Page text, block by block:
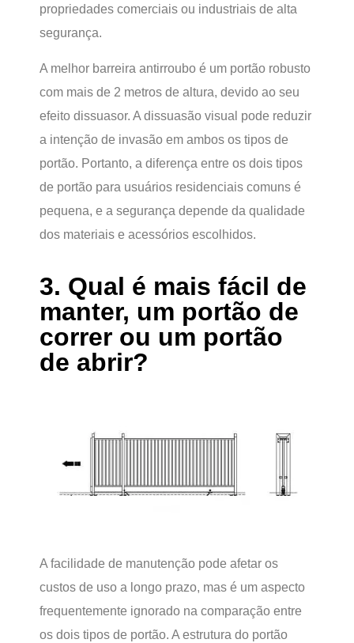
propriedades comerciais ou industriais de alta
segurança.
A melhor barreira antirroubo é um portão robusto
com mais de 2 metros de altura, devido ao seu
efeito dissuasor. A dissuasão visual pode reduzir
a intenção de invasão em ambos os tipos de
portão. Portanto, a diferença entre os dois tipos
de portão para usuários residenciais comuns é
pequena, e a segurança depende da qualidade
dos materiais e acessórios escolhidos.
3. Qual é mais fácil de
manter, um portão de
correr ou um portão
de abrir?
A facilidade de manutenção pode afetar os
custos de uso a longo prazo, mas é um aspecto
frequentemente ignorado na comparação entre
os dois tipos de portão. A estrutura do portão